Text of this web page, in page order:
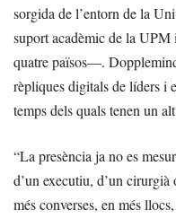
sorgida de l’entorn de la
suport acadèmic de la UPM
quatre països—.
rèpliques digitals de líders i
temps dels quals tenen un
“La presència ja no es
d’un executiu, d’un
més converses, en més